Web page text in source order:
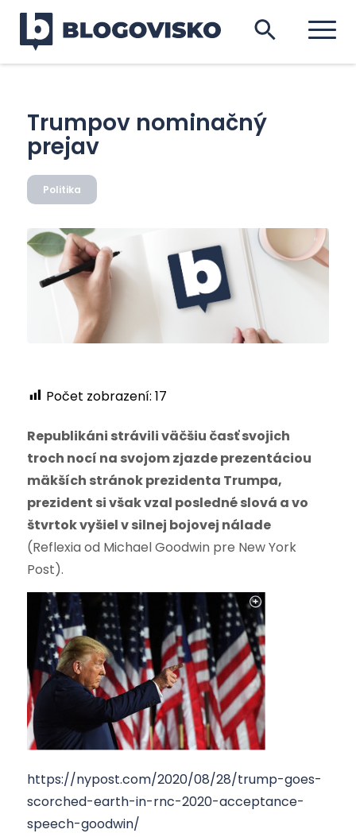
Trumpov nominačný
prejav
Politika
Počet zobrazení: 17
Republikáni strávili väčšiu časť svojich
troch nocí na svojom zjazde prezentáciou
mäkších stránok prezidenta Trumpa,
prezident si však vzal posledné slová a vo
štvrtok vyšiel v silnej bojovej nálade
(Reflexia od Michael Goodwin pre New York
Post).
https://nypost.com/2020/08/28/trump-goes-
scorched-earth-in-rnc-2020-acceptance-
speech-goodwin/